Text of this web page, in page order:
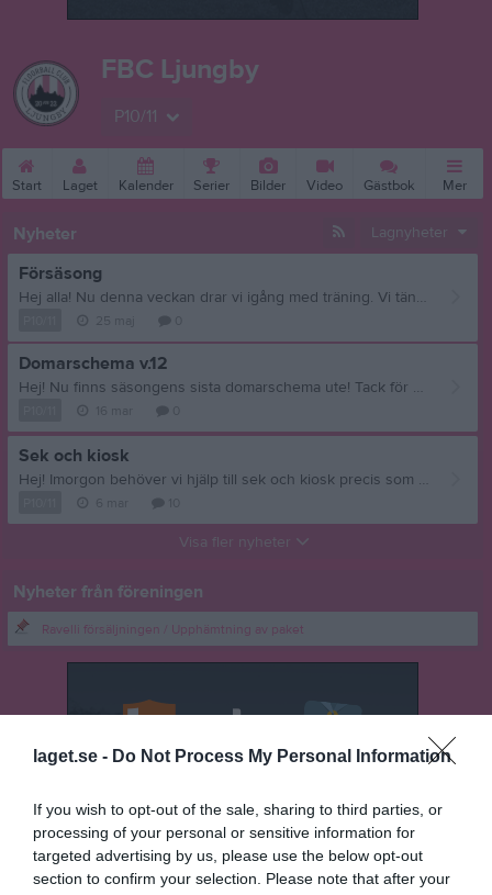
laget.se - Do Not Process My Personal Information
If you wish to opt-out of the sale, sharing to third parties, or
processing of your personal or sensitive information for
targeted advertising by us, please use the below opt-out
section to confirm your selection. Please note that after your
FBC Ljungby
P10/11
Start Laget Kalender Serier Bilder Video Gästbok Mer
Nyheter Lagnyheter
Försäsong
Hej alla! Nu denna veckan drar vi igång med träning. Vi tänker att vi kör två gånger i veckan i några veckor framåt nu till semestern. En träning är utomhus främst i Kronoskogen men kan även bli i myrebobacken. Den andra träningen är inne i Tillsammans arena med mer vanlig innebandyträning. Vi tänker att alla som tillhör vårt lag är med på dessa träningar. Har man ex. fotboll så förstår vi att man prioriterar de träningarna då det är säsong för det nu. Vi andra ses på onsdag och torsdag! Tänk på att det är nu vi börjar lägga grunden för nästa säsong!
Domarschema v.12
Hej! Nu finns säsongens sista domarschema ute! Tack för allt engagemang, hoppas vi ses nästa säsong! /Sanna och Jenny :)
Sek och kiosk
Hej! Imorgon behöver vi hjälp till sek och kiosk precis som vi skrev på kallelsen. Det är bara en som hört av sig att de kan sitta i seket så behöver minst 1 till. Vi behöver två st till kiosken. Vi ser gärna att ni hör av er så snart som möjligt annars får vi börja fråga runt under kvällen. Tack för bra samarbete.
Visa fler nyheter
Nyheter från föreningen
Ravelli försäljningen / Upphämtning av paket